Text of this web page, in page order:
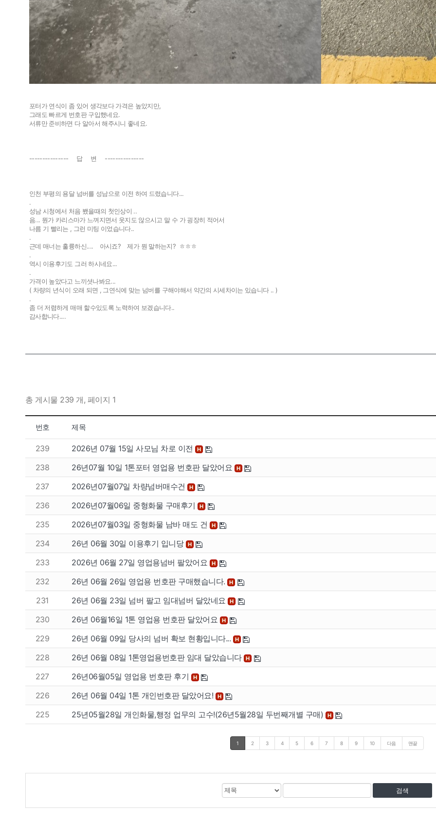
팔고
개인넘버
법인넘버
사고
개인넘버
법인넘버
이용안내
이용안내
공지사
공지사항
포터가 연식이 좀 있어 생각보다 가격은 높았지만,
그래도 빠르게 번호판 구입했네요.
서류만 준비하면 다 알아서 해주시니 좋네요.
--------------- 답 변 ---------------
인천 부평의 용달 넘버를 성남으로 이전 하여 드렸습니다...
.
성남 시청에서 처음 뵀을때의 첫인상이 ..
음... 뭔가 카리스마가 느껴지면서 웃지도 않으시고 말 수 가 굉장히 적어서
나름 기 빨리는 , 그런 미팅 이었습니다..
.
근데 매너는 훌륭하신.... 아시죠? 제가 뭔 말하는지? ㅎㅎㅎ
.
역시 이용후기도 그러 하시네요...
.
가격이 높았다고 느끼셧나봐요...
( 차량의 년식이 오래 되면 , 그연식에 맞는 넘버를 구해야해서 약간의 시세차이는 있습니다 .. )
.
좀 더 저렴하게 매매 할수있도록 노력하여 보겠습니다..
감사합니다....
총 게시물 239 개, 페이지 1
번호 제목
239 2026년 07월 15일 사모님 차로 이전 H
238 26년07월 10일 1톤포터 영업용 번호판 달았어요 H
237 2026년07월07일 차량넘버매수건 H
236 2026년07월06일 중형화물 구매후기 H
235 2026년07월03일 중형화물 남바 매도 건 H
234 26년 06월 30일 이용후기 입니당 H
233 2026년 06월 27일 영업용넘버 팔았어요 H
232 26년 06월 26일 영업용 번호판 구매했습니다. H
231 26년 06월 23일 넘버 팔고 임대넘버 달았네요 H
230 26년 06월16일 1톤 영업용 번호판 달았어요 H
229 26년 06월 09일 당사의 넘버 확보 현황입니다... H
228 26년 06월 08일 1톤영업용번호판 임대 달았습니다 H
227 26년06월05일 영업용 번호판 후기 H
226 26년 06월 04일 1톤 개인번호판 달았어요! H
225 25년05월28일 개인화물,행정 업무의 고수!(26년5월28일 두번째개별 구매) H
1 2 3 4 5 6 7 8 9 10 다음 맨끝
검
검
색
대
상
검
어